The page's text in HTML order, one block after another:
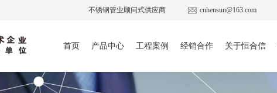
不锈钢管业顾问式供应商 cnhensun@163.com
首页 产品中心 工程案例 经销合作 关于恒合信